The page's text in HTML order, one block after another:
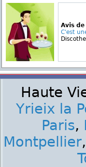
Avis de
C'est
Haute
Yrieix la
Paris,
Montpellier,